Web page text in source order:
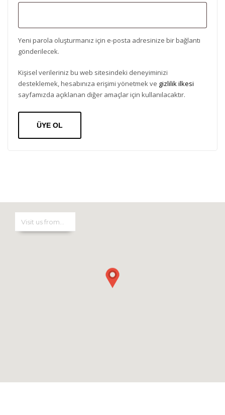
Yeni parola oluşturmanız için e-posta adresinize bir bağlantı
gönderilecek.
Kişisel verileriniz bu web sitesindeki deneyiminizi
desteklemek, hesabınıza erişimi yönetmek ve gizlilik ilkesi
sayfamızda açıklanan diğer amaçlar için kullanılacaktır.
ÜYE OL